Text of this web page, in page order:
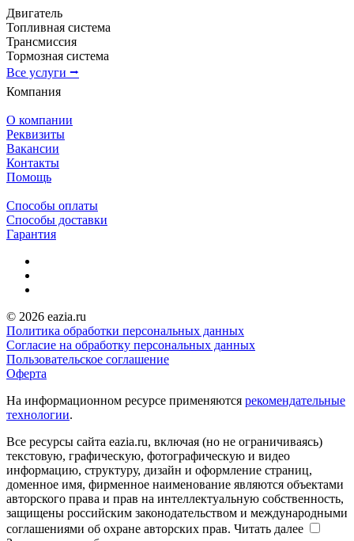
Двигатель
Топливная система
Трансмиссия
Тормозная система
Все услуги ⭢
Компания
О компании
Реквизиты
Вакансии
Контакты
Помощь
Способы оплаты
Способы доставки
Гарантия
© 2026 eazia.ru
Политика обработки персональных данных
Согласие на обработку персональных данных
Пользовательское соглашение
Оферта
На информационном ресурсе применяются рекомендательные
технологии.
Все ресурсы сайта eazia.ru, включая (но не ограничиваясь)
текстовую, графическую, фотографическую и видео
информацию, структуру, дизайн и оформление страниц,
доменное имя, фирменное наименование являются объектами
авторского права и прав на интеллектуальную собственность,
защищены российским законодательством и международными
соглашениями об охране авторских прав. Читать далее